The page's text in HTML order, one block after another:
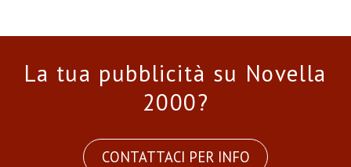
La tua pubblicità su Novella
2000?
CONTATTACI PER INFO